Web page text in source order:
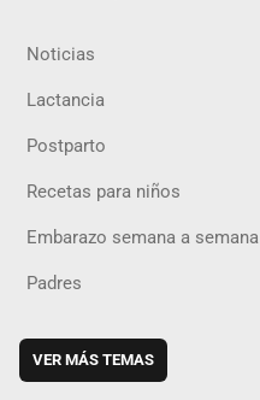
Noticias
Lactancia
Postparto
Recetas para niños
Embarazo semana a semana
Padres
VER MÁS TEMAS